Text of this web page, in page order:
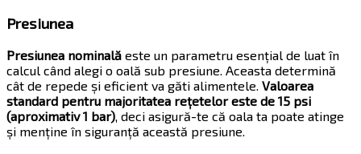
Presiunea
Presiunea nominală este un parametru esențial de luat în
calcul când alegi o oală sub presiune. Aceasta determină
cât de repede și eficient va găti alimentele. Valoarea
standard pentru majoritatea rețetelor este de 15 psi
(aproximativ 1 bar) , deci asigură-te că oala ta poate atinge
și menține în siguranță această presiune.